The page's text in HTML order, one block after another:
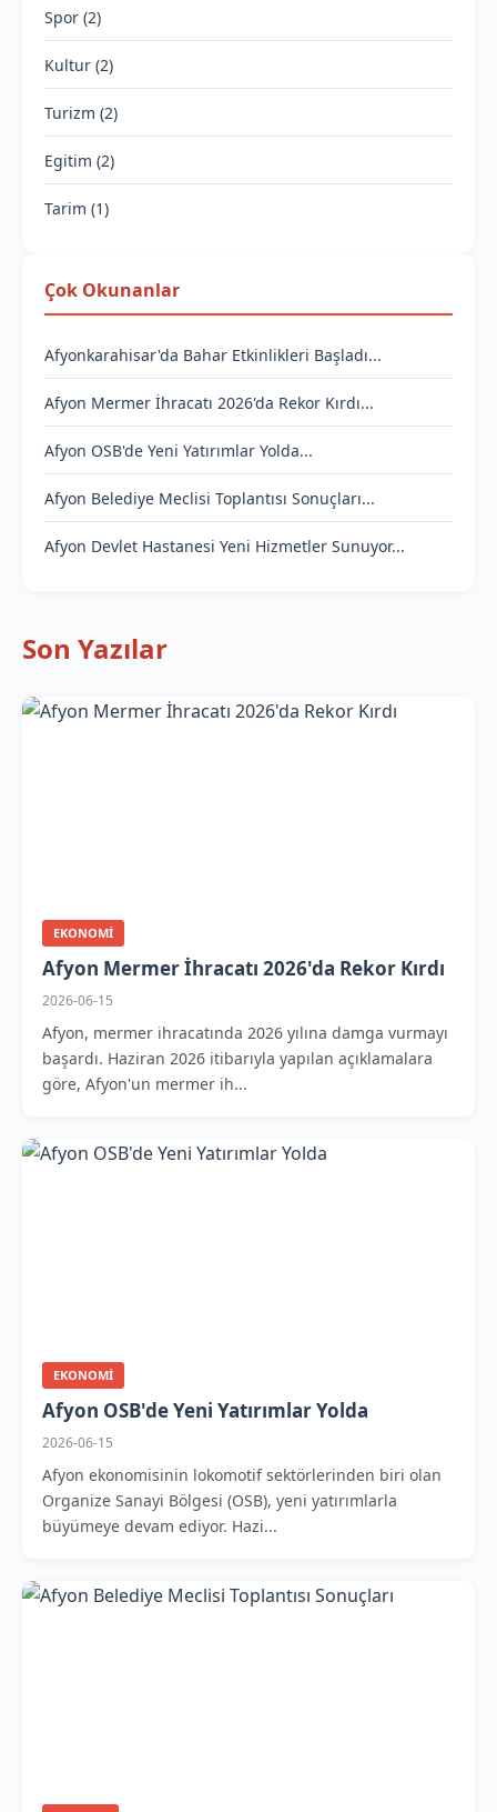
Spor (2)
Kultur (2)
Turizm (2)
Egitim (2)
Tarim (1)
Çok Okunanlar
Afyonkarahisar'da Bahar Etkinlikleri Başladı...
Afyon Mermer İhracatı 2026'da Rekor Kırdı...
Afyon OSB'de Yeni Yatırımlar Yolda...
Afyon Belediye Meclisi Toplantısı Sonuçları...
Afyon Devlet Hastanesi Yeni Hizmetler Sunuyor...
Son Yazılar
EKONOMI
Afyon Mermer İhracatı 2026'da Rekor Kırdı
2026-06-15
Afyon, mermer ihracatında 2026 yılına damga vurmayı
başardı. Haziran 2026 itibarıyla yapılan açıklamalara
göre, Afyon'un mermer ih...
EKONOMI
Afyon OSB'de Yeni Yatırımlar Yolda
2026-06-15
Afyon ekonomisinin lokomotif sektörlerinden biri olan
Organize Sanayi Bölgesi (OSB), yeni yatırımlarla
büyümeye devam ediyor. Hazi...